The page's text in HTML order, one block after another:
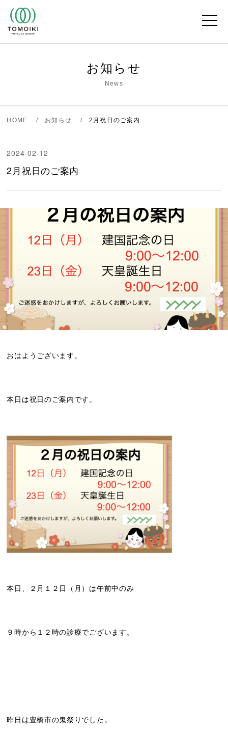
content
お知らせ
News
HOME お知らせ 2月祝日のご案内
2024-02-12
2月祝日のご案内
おはようございます。
本日は祝日のご案内です。
本日、２月１２日（月）は午前中のみ
９時から１２時の診療でございます。
昨日は豊橋市の鬼祭りでした。